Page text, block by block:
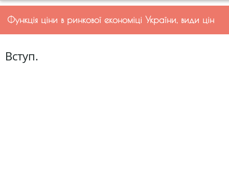
Функція ціни в ринкової економіці України, види цін
Вступ.